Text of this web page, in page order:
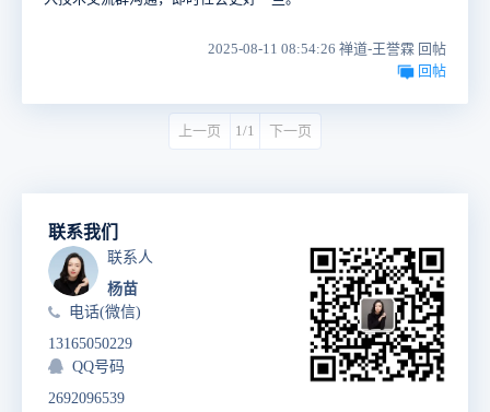
2025-08-11 08:54:26 禅道-王誉霖 回帖
回帖
上一页 1/1 下一页
联系我们
联系人
杨苗
电话(微信)
13165050229
QQ号码
2692096539